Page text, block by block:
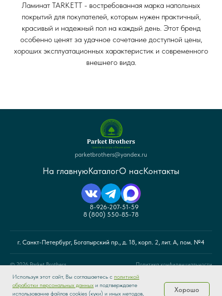
Ламинат TARKETT - востребованная марка напольных
покрытий для покупателей, которым нужен практичный,
красивый и надежный пол на каждый день. Этот бренд
особенно ценят за удачное сочетание доступной цены,
хороших эксплуатационных характеристик и современного
внешнего вида.
Используя этот сайт, Вы соглашаетесь с политикой
обработки персональных данных и подтверждаете
использование файлов cookies (куки) и иных методов,
Хорошо
parketbrothers@yandex.ru
На главнуюКаталогО насКонтакты
8-926-207-51-59
8 (800) 550-85-78
г. Санкт-Петербург, Богатырский пр., д. 18, корп. 2, лит. А, пом. №4
© 2026 Parket Brothers. Политика конфиденциальности
© Санкт-Петербург 2026 г. Интернет-магазин напольных покрытий «Parket